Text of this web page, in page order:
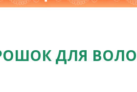
ДЛЯ